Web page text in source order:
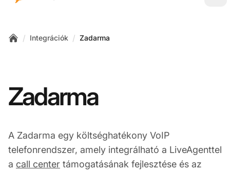
/ Integrációk / Zadarma
Zadarma
A Zadarma egy költséghatékony VoIP
telefonrendszer, amely integrálható a LiveAgenttel
a call center támogatásának fejlesztése és az